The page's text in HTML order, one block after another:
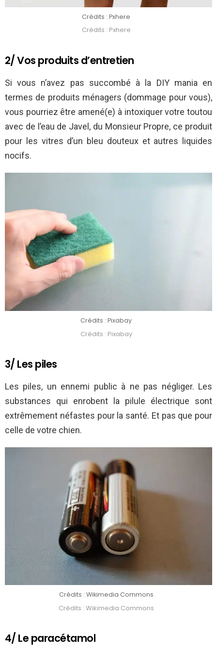
Crédits : Pxhere
Crédits : Pxhere
2/ Vos produits d’entretien
Si vous n’avez pas succombé à la DIY mania en
termes de produits ménagers (dommage pour vous),
vous pourriez être amené(e) à intoxiquer votre toutou
avec de l’eau de Javel, du Monsieur Propre, ce produit
pour les vitres d’un bleu douteux et autres liquides
nocifs.
Crédits : Pixabay
Crédits : Pixabay
3/ Les piles
Les piles, un ennemi public à ne pas négliger. Les
substances qui enrobent la pilule électrique sont
extrêmement néfastes pour la santé. Et pas que pour
celle de votre chien.
Crédits : Wikimedia Commons
Crédits : Wikimedia Commons
4/ Le paracétamol